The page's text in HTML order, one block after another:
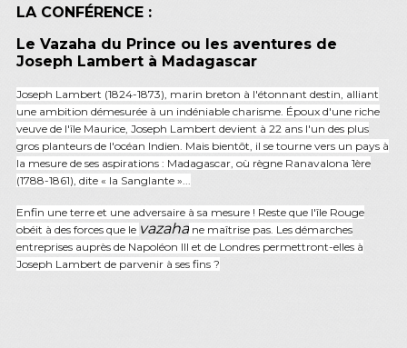
LA CONFÉRENCE :
Le Vazaha du Prince ou les aventures de
Joseph Lambert à Madagascar
Joseph Lambert (1824-1873), marin breton à l'étonnant destin, alliant
une ambition démesurée à un indéniable charisme. Époux d'une riche
veuve de l'île Maurice, Joseph Lambert devient à 22 ans l'un des plus
gros planteurs de l'océan Indien. Mais bientôt, il se tourne vers un pays à
la mesure de ses aspirations : Madagascar, où règne Ranavalona 1ère
(1788-1861), dite « la Sanglante »...
Enfin une terre et une adversaire à sa mesure ! Reste que l'île Rouge
obéit à des forces que le vazaha ne maîtrise pas. Les démarches
entreprises auprès de Napoléon III et de Londres permettront-elles à
Joseph Lambert de parvenir à ses fins ?